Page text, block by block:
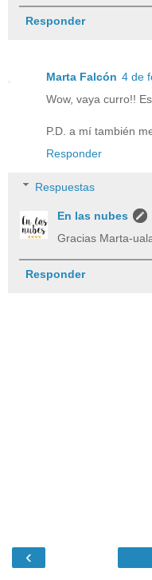
Responder
Marta Falcón 4 de
Wow, vaya curro!!
P.D. a mí también
Responder
Respuestas
En las nubes
Gracias Marta-
Responder
‹